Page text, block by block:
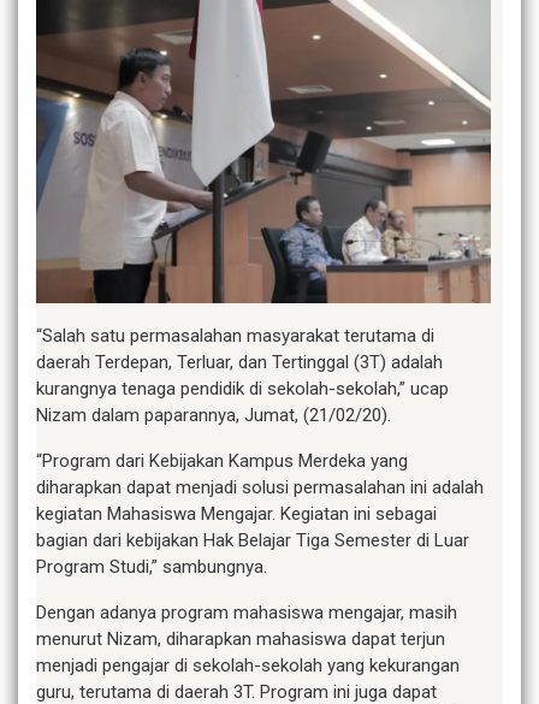
“Salah satu permasalahan masyarakat terutama di
daerah Terdepan, Terluar, dan Tertinggal (3T) adalah
kurangnya tenaga pendidik di sekolah-sekolah,” ucap
Nizam dalam paparannya, Jumat, (21/02/20).
“Program dari Kebijakan Kampus Merdeka yang
diharapkan dapat menjadi solusi permasalahan ini adalah
kegiatan Mahasiswa Mengajar. Kegiatan ini sebagai
bagian dari kebijakan Hak Belajar Tiga Semester di Luar
Program Studi,” sambungnya.
Dengan adanya program mahasiswa mengajar, masih
menurut Nizam, diharapkan mahasiswa dapat terjun
menjadi pengajar di sekolah-sekolah yang kekurangan
guru, terutama di daerah 3T. Program ini juga dapat